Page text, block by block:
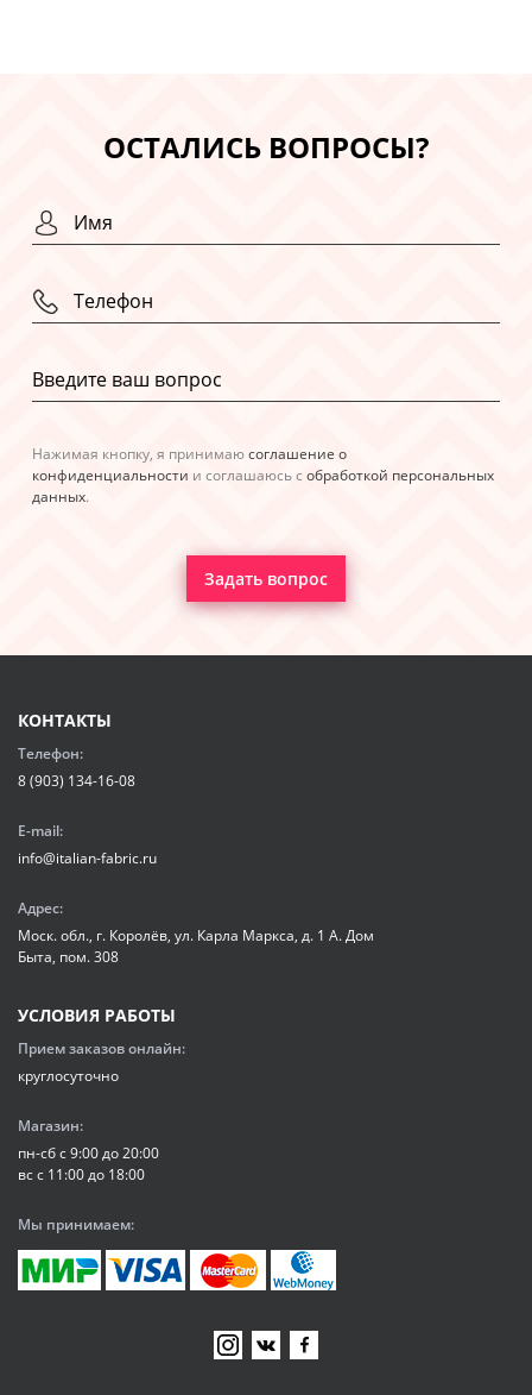
ОСТАЛИСЬ ВОПРОСЫ?
Нажимая кнопку, я принимаюсоглашение о
конфиденциальности и соглашаюсь с обработкой персональных
данных.
Задать вопрос
КОНТАКТЫ
Телефон:
8 (903) 134-16-08
E-mail:
info@italian-fabric.ru
Адрес:
Моск. обл., г. Королёв, ул. Карла Маркса, д. 1 А. Дом
Быта, пом. 308
УСЛОВИЯ РАБОТЫ
Прием заказов онлайн:
круглосуточно
Магазин:
пн-сб с 9:00 до 20:00
вс с 11:00 до 18:00
Мы принимаем: